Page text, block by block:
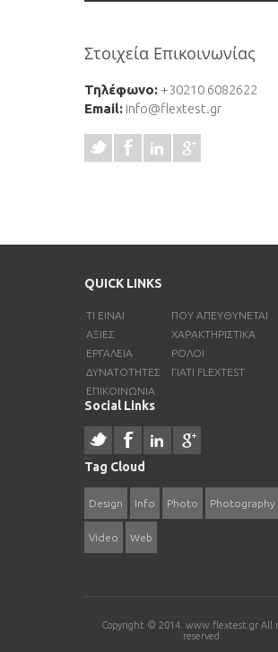
Στοιχεία Επικοινωνίας
Τηλέφωνο: +30210 6082622
Email: info@flextest.gr
QUICK LINKS
ΤΙ ΕΊΝΑΙ
ΠΟΎ ΑΠΕΥΘΎΝΕΤΑΙ
ΑΞΊΕΣ
ΧΑΡΑΚΤΗΡΙΣΤΙΚΑ
ΕΡΓΑΛΕΙΑ
ΡΟΛΟΙ
ΔΥΝΑΤΟΤΗΤΕΣ
ΓΙΑΤΙ FLEXTEST
ΕΠΙΚΟΙΝΩΝΙΑ
Social Links
Tag Cloud
Design Info Photo Photography
Video Web
Copyright © 2014. www.flextest.gr All
reserved